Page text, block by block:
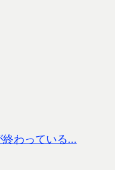
終わっている…